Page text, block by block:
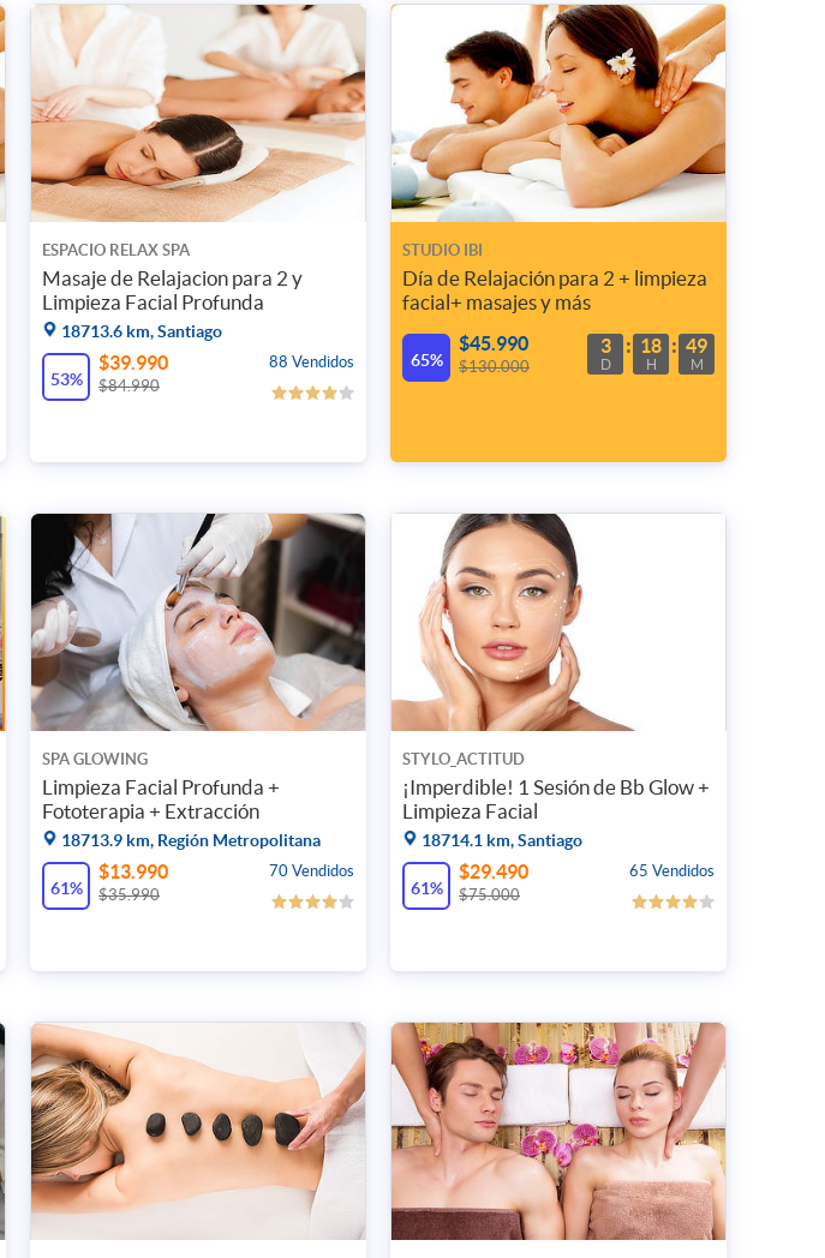
ESPACIO RELAX SPA
Masaje de Relajacion para 2 y
Limpieza Facial Profunda
18713.6 km, Santiago
53%
88 Vendidos
$39.990
$84.990
STUDIO IBI
Día de Relajación para 2 + limpieza
facial+ masajes y más
65%
3
D
18
H
49
M
$45.990
$130.000
SPA GLOWING
Limpieza Facial Profunda +
Fototerapia + Extracción
18713.9 km, Región Metropolitana
61%
70 Vendidos
$13.990
$35.990
STYLO_ACTITUD
¡Imperdible! 1 Sesión de Bb Glow +
Limpieza Facial
18714.1 km, Santiago
61%
65 Vendidos
$29.490
$75.000